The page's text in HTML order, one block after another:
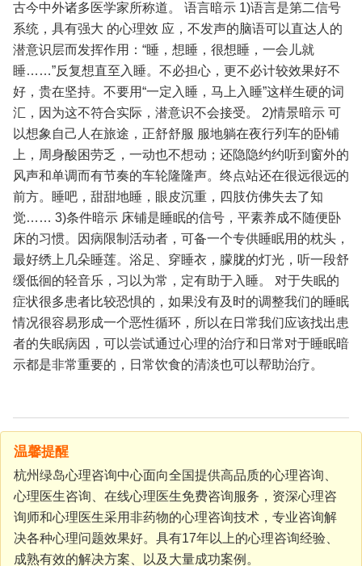
古今中外诸多医学家所称道。
语言暗示1)语言是第二信号
系统，具有强大 的心理效 应，不发声的脑语可以直达人的
潜意识层而发挥作用：“睡，想睡，很想睡，一会儿就
睡……”反复想直至入睡。不必担心，更不必计较效果好不
好，贵在坚持。不要用“一定入睡，马上入睡”这样生硬的词
汇，因为这不符合实际，潜意识不会接受。
2)情景暗示可
以想象自己人在旅途，正舒舒服 服地躺在夜行列车的卧铺
上，周身酸困劳乏，一动也不想动；还隐隐约约听到窗外的
风声和单调而有节奏的车轮隆隆声。终点站还在很远很远的
前方。睡吧，甜甜地睡，眼皮沉重，四肢仿佛失去了知
觉…… 3)条件暗示床铺是睡眠的信号，平素养成不随便卧
床的习惯。因病限制活动者，可备一个专供睡眠用的枕头，
最好绣上几朵睡莲。浴足、穿睡衣，朦胧的灯光，听一段舒
缓低徊的轻音乐，习以为常，定有助于入睡。
对于失眠的
症状很多患者比较恐惧的，如果没有及时的调整我们的睡眠
情况很容易形成一个恶性循环，所以在日常我们应该找出患
者的失眠病因，可以尝试通过心理的治疗和日常对于睡眠暗
示都是非常重要的，日常饮食的清淡也可以帮助治疗。
温馨提醒
杭州绿岛心理咨询中心面向全国提供高品质的心理咨询、
心理医生咨询、在线心理医生免费咨询服务，资深心理咨
询师和心理医生采用非药物的心理咨询技术，专业咨询解
决各种心理问题效果好。具有17年以上的心理咨询经验、
成熟有效的解决方案、以及大量成功案例。